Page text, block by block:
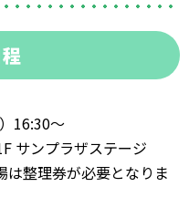
16:30〜
サンプラザステージ
整理券が必要となりま